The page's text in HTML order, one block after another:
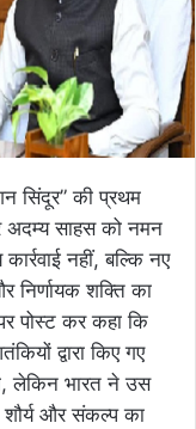
सिंदूर” की प्रथम
अदम्य साहस को नमन
नहीं, बल्कि नए
निर्णायक शक्ति का
पोस्ट कर कहा कि
द्वारा किए गए
लेकिन भारत ने उस
शौर्य और संकल्प का